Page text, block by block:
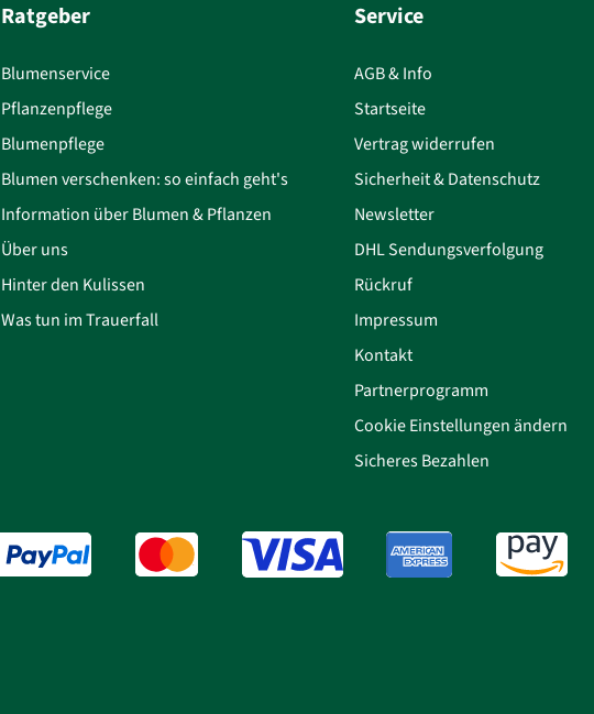
Ratgeber
Blumenservice
Pflanzenpflege
Blumenpflege
Blumen verschenken: so einfach geht's
Information über Blumen & Pflanzen
Über uns
Hinter den Kulissen
Was tun im Trauerfall
Service
AGB & Info
Startseite
Vertrag widerrufen
Sicherheit & Datenschutz
Newsletter
DHL Sendungsverfolgung
Rückruf
Impressum
Kontakt
Partnerprogramm
Cookie Einstellungen ändern
Sicheres Bezahlen